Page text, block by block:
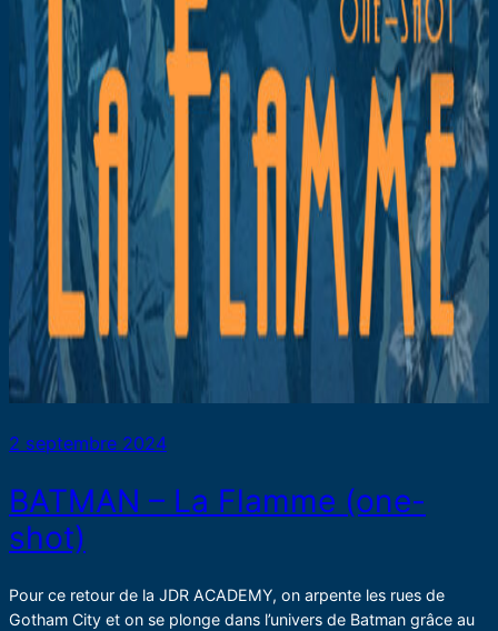
2 septembre 2024
BATMAN – La Flamme (one-
shot)
Pour ce retour de la JDR ACADEMY, on arpente les rues de
Gotham City et on se plonge dans l’univers de Batman grâce au